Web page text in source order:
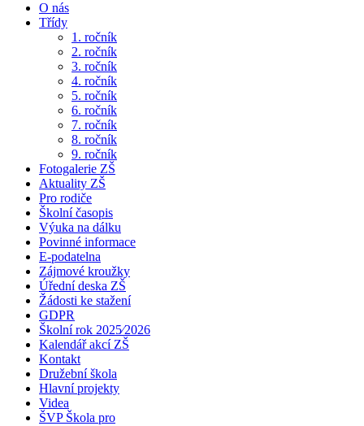
O nás
Třídy
1. ročník
2. ročník
3. ročník
4. ročník
5. ročník
6. ročník
7. ročník
8. ročník
9. ročník
Fotogalerie ZŠ
Aktuality ZŠ
Pro rodiče
Školní časopis
Výuka na dálku
Povinné informace
E-podatelna
Zájmové kroužky
Úřední deska ZŠ
Žádosti ke stažení
GDPR
Školní rok 2025⁄2026
Kalendář akcí ZŠ
Kontakt
Družební škola
Hlavní projekty
Videa
ŠVP Škola pro